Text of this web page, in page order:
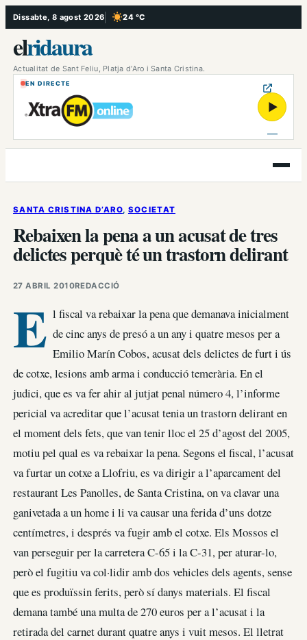
Vés
al
contingut
Dissabte, 8 agost 2026 24 °C
, Cel serè
elridaura
Actualitat de Sant Feliu, Platja d’Aro i Santa Cristina.
EN DIRECTE
▶
Obre
el
SANTA CRISTINA D’ARO, SOCIETAT
Rebaixen la pena a un acusat de tres
delictes perquè té un trastorn delirant
27 ABRIL 2010REDACCIÓ
E l fiscal va rebaixar la pena que demanava inicialment
de cinc anys de presó a un any i quatre mesos per a
Emilio Marín Cobos, acusat dels delictes de furt i ús
de cotxe, lesions amb arma i conducció temerària. En el
judici, que es va fer ahir al jutjat penal número 4, l’informe
pericial va acreditar que l’acusat tenia un trastorn delirant en
el moment dels fets, que van tenir lloc el 25 d’agost del 2005,
motiu pel qual es va rebaixar la pena. Segons el fiscal, l’acusat
va furtar un cotxe a Llofriu, es va dirigir a l’aparcament del
restaurant Les Panolles, de Santa Cristina, on va clavar una
ganivetada a un home i li va causar una ferida d’uns dotze
centímetres, i després va fugir amb el cotxe. Els Mossos el
van perseguir per la carretera C-65 i la C-31, per aturar-lo,
però el fugitiu va col·lidir amb dos vehicles dels agents, sense
que es produïssin ferits, però sí danys materials. El fiscal
demana també una multa de 270 euros per a l’acusat i la
retirada del carnet durant quatre anys i vuit mesos. El lletrat